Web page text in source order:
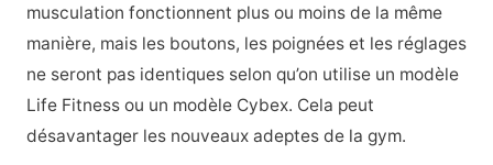
musculation fonctionnent plus ou moins de la même
manière, mais les boutons, les poignées et les réglages
ne seront pas identiques selon qu’on utilise un modèle
Life Fitness ou un modèle Cybex. Cela peut
désavantager les nouveaux adeptes de la gym.